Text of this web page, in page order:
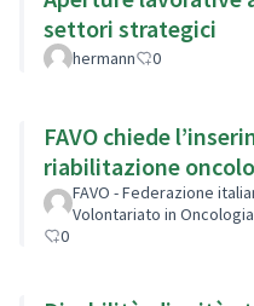
settori strategici
hermann 0
FAVO chiede
riabilitazione
FAVO - Federazione
Volontariato in Oncologia
0